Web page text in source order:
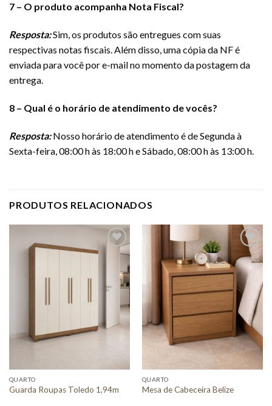
7 – O produto acompanha Nota Fiscal?
Resposta:Sim, os produtos são entregues com suas
respectivas notas fiscais. Além disso, uma cópia da NF é
enviada para você por e-mail no momento da postagem da
entrega.
8 – Qual é o horário de atendimento de vocês?
Resposta:Nosso horário de atendimento é de Segunda à
Sexta-feira, 08:00 h às 18:00 h e Sábado, 08:00 h às 13:00 h.
PRODUTOS RELACIONADOS
Adicionar
desejos
QUARTO
Guarda Roupas Toledo 1,94m
Adicionar
a lista de
desejos
QUARTO
Mesa de Cabeceira Belize